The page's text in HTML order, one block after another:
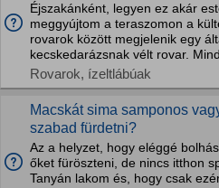
Éjszakánként, legyen ez akár
meggyújtom a teraszomon a
rovarok között megjelenik egy
kecskedarázsnak vélt rovar.
Rovarok, ízeltlábúak
Macskát sima samponos
szabad fürdetni?
Az a helyzet, hogy eléggé
őket füröszteni, de nincs itthon
Tanyán lakom és, hogy csak